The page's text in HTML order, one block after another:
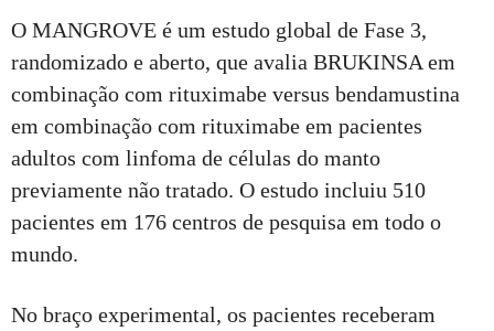
O MANGROVE é um estudo global de Fase 3,
randomizado e aberto, que avalia BRUKINSA em
combinação com rituximabe versus bendamustina
em combinação com rituximabe em pacientes
adultos com linfoma de células do manto
previamente não tratado. O estudo incluiu 510
pacientes em 176 centros de pesquisa em todo o
mundo.
No braço experimental, os pacientes receberam